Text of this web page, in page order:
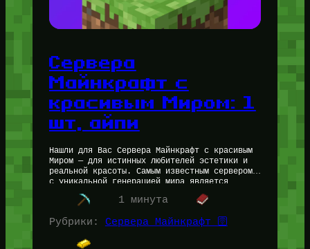
Сервера
Майнкрафт с
красивым Миром: 1
шт, айпи
Нашли для Вас Сервера Майнкрафт с красивым
Миром — для истинных любителей эстетики и
реальной красоты. Самым известным сервером
с уникальной генерацией мира является
FunTime — и сейчас его генерация…
1 минута
Рубрики: Сервера Майнкрафт 🛜